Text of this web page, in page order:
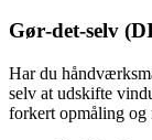
Gør‑det‑selv
Har du
selv at udskifte
forkert opmåling og